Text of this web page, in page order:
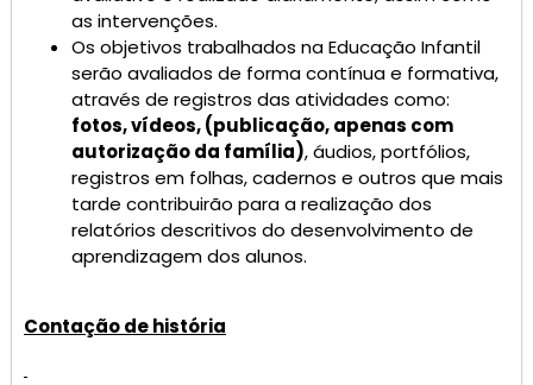
as intervenções.
Os objetivos trabalhados na Educação Infantil
serão avaliados de forma contínua e formativa,
através de registros das atividades como:
fotos, vídeos, (publicação, apenas com
autorização da família), áudios, portfólios,
registros em folhas, cadernos e outros que mais
tarde contribuirão para a realização dos
relatórios descritivos do desenvolvimento de
aprendizagem dos alunos.
Contação de história